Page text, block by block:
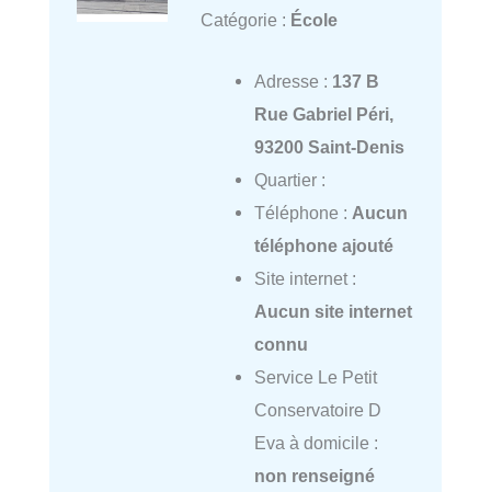
Catégorie : École
Adresse : 137 B
Rue Gabriel Péri,
93200 Saint-Denis
Quartier :
Téléphone : Aucun
téléphone ajouté
Site internet :
Aucun site internet
connu
Service Le Petit
Conservatoire D
Eva à domicile :
non renseigné